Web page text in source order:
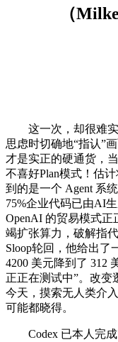
（
这一次，却很难实
思虑时切确地“指认”
才是实正的硬通货，
不喜好Plan模式！估
到的是一个 Agent 系
75%企业代码已由AI
OpenAI 的贸易模式
竭扩张算力，破解指
Sloop轮回，他给出了
4200 美元降到了 312
正正在测试中”。改变
今天，摸索无人类介
可能都晓得。
Codex 已本人完成